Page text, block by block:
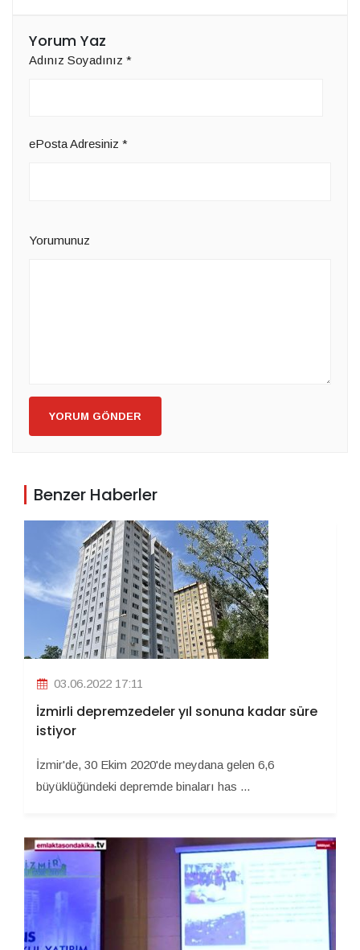
Yorum Yaz
Adınız Soyadınız *
ePosta Adresiniz *
Yorumunuz
YORUM GÖNDER
Benzer Haberler
03.06.2022 17:11
İzmirli depremzedeler yıl sonuna kadar süre
istiyor
İzmir'de, 30 Ekim 2020'de meydana gelen 6,6
büyüklüğündeki depremde binaları has ...